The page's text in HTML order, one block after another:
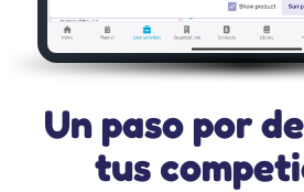
Un paso por
tus